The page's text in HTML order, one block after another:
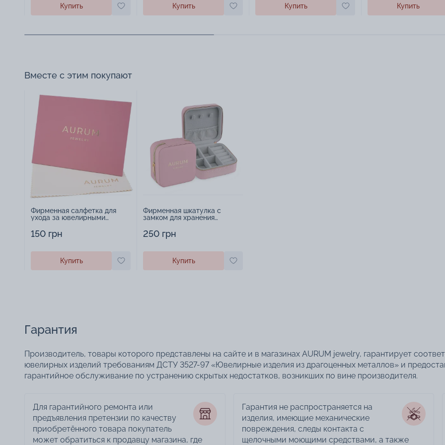
Купить Купить Купить Купить
Вместе с этим покупают
Фирменная салфетка для
ухода за ювелирными
150 грн
Купить
Фирменная шкатулка с
замком для хранения
250 грн
Купить
Гарантия
Производитель, товары которого представлены на сайте и в магазинах AURUM jewelry, гарантирует
ювелирных изделий требованиям ДСТУ 3527-97 «Ювелирные изделия из драгоценных металлов» и
гарантийное обслуживание по устранению скрытых недостатков, возникших по вине производителя.
Для гарантийного ремонта или
предъявления претензии по качеству
приобретённого товара покупатель
может обратиться к продавцу магазина, где
Гарантия не распространяется на
изделия, имеющие механические
повреждения, следы контакта с
щелочными моющими средствами, а также